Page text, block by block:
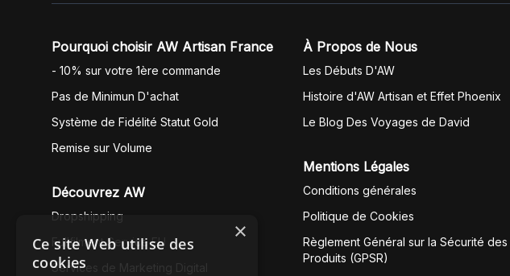
Pourquoi choisir AW Artisan France
- 10% sur votre 1ère commande
Pas de Minimun D'achat
Système de Fidélité Statut Gold
Remise sur Volume
Découvrez AW
Dropshipping
Fullfilment Service EU
Services de Marketing Digital
À Propos de Nous
Les Débuts D'AW
Histoire d'AW Artisan et Effet Phoenix
Le Blog Des Voyages de David
Mentions Légales
Conditions générales
Politique de Cookies
Règlement Général sur la Sécurité des
Produits (GPSR)
×
Ce site Web utilise des
cookies